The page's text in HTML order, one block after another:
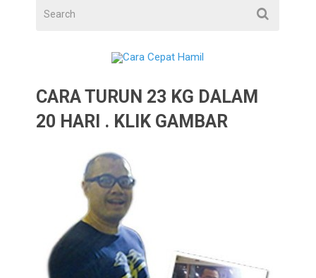
CARA TURUN 23 KG DALAM
20 HARI . KLIK GAMBAR